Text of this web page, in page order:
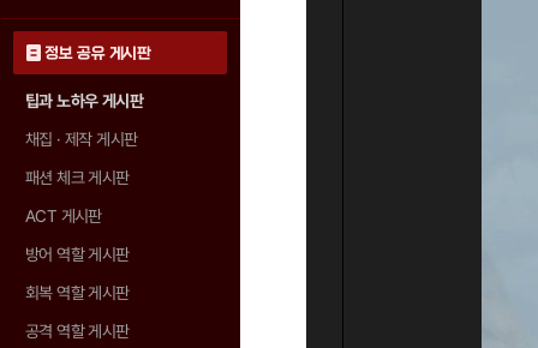
정보 공유 게시판
팁과 노하우 게시판
채집 · 제작 게시판
패션 체크 게시판
ACT 게시판
방어 역할 게시판
회복 역할 게시판
공격 역할 게시판